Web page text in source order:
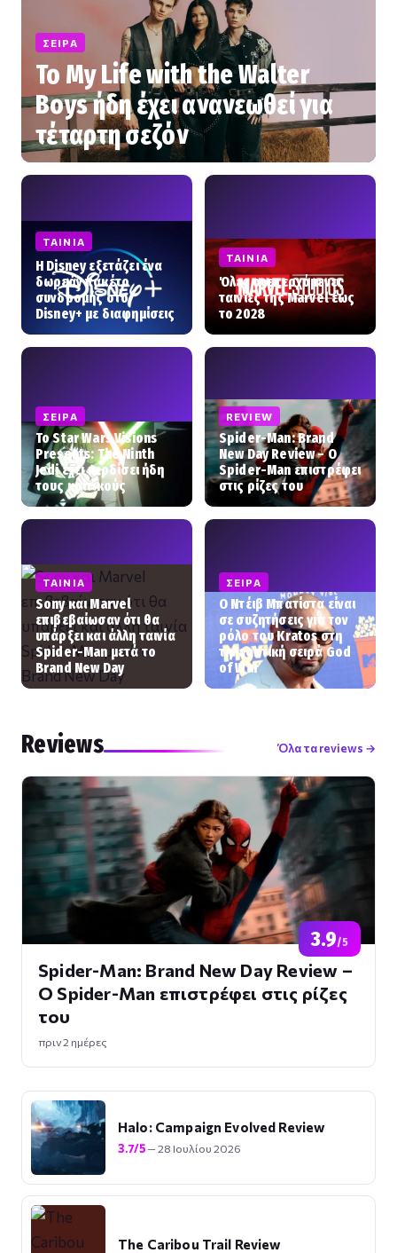
ΣΕΙΡΆ
Το My Life with the Walter
Boys ήδη έχει ανανεωθεί για
τέταρτη σεζόν
ΤΑΙΝΊΑ
Η Disney εξετάζει ένα
δωρεάν πακέτο
συνδρομής στο
Disney+ με διαφημίσεις
ΤΑΙΝΊΑ
Όλες οι επερχόμενες
ταινίες της Marvel έως
το 2028
ΣΕΙΡΆ
Το Star Wars Visions
Presents: The Ninth
Jedi έχει κερδίσει ήδη
τους κριτικούς
REVIEW
Spider-Man: Brand
New Day Review – Ο
Spider-Man επιστρέφει
στις ρίζες του
ΤΑΙΝΊΑ
Sony και Marvel
επιβεβαίωσαν ότι θα
υπάρξει και άλλη ταινία
Spider-Man μετά το
Brand New Day
ΣΕΙΡΆ
Ο Ντέιβ Μπατίστα είναι
σε συζητήσεις για τον
ρόλο του Kratos στη
τηλεοπτική σειρά God
of War
Reviews Όλα τα reviews →
3.9/5
Spider-Man: Brand New Day Review –
Ο Spider-Man επιστρέφει στις ρίζες
του
πριν 2 ημέρες
Halo: Campaign Evolved Review
3.7/5— 28 Ιουλίου 2026
The Caribou Trail Review